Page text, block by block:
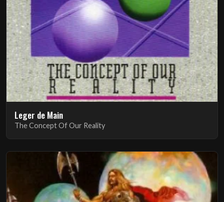
Leger de Main
The Concept Of Our Reality